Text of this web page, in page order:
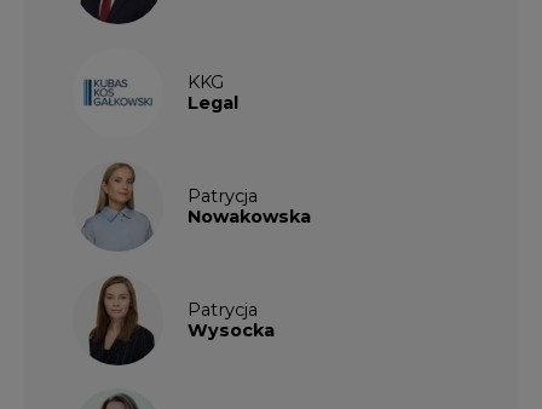
KKG
Legal
Patrycja
Nowakowska
Patrycja
Wysocka